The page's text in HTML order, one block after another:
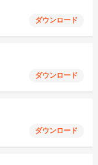
ダウンロード
ダウンロード
ダウンロード